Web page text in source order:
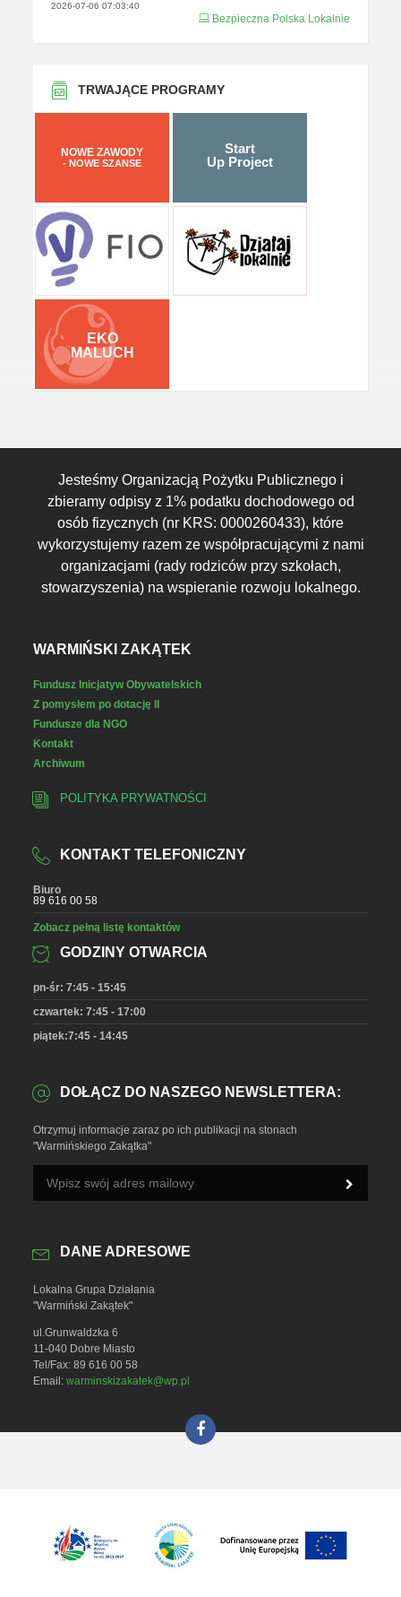
2026-07-06 07:03:40
Bezpieczna Polska Lokalnie
TRWAJĄCE PROGRAMY
NOWE ZAWODY
- NOWE SZANSE
Start
Up Project
EKO
MALUCH
Jesteśmy Organizacją Pożytku Publicznego i
zbieramy odpisy z 1% podatku dochodowego od
osób fizycznych (nr KRS: 0000260433), które
wykorzystujemy razem ze współpracującymi z nami
organizacjami (rady rodziców przy szkołach,
stowarzyszenia) na wspieranie rozwoju lokalnego.
WARMIŃSKI ZAKĄTEK
Fundusz Inicjatyw Obywatelskich
Z pomysłem po dotację II
Fundusze dla NGO
Kontakt
Archiwum
POLITYKA PRYWATNOŚCI
KONTAKT TELEFONICZNY
Biuro
89 616 00 58
Zobacz pełną listę kontaktów
GODZINY OTWARCIA
pn-śr: 7:45 - 15:45
czwartek: 7:45 - 17:00
piątek:7:45 - 14:45
DOŁĄCZ DO NASZEGO NEWSLETTERA:
Otrzymuj informacje zaraz po ich publikacji na stonach
"Warmińskiego Zakątka"
DANE ADRESOWE
Lokalna Grupa Działania
"Warmiński Zakątek"
ul.Grunwaldzka 6
11-040 Dobre Miasto
Tel/Fax: 89 616 00 58
Email:warminskizakatek@wp.pl